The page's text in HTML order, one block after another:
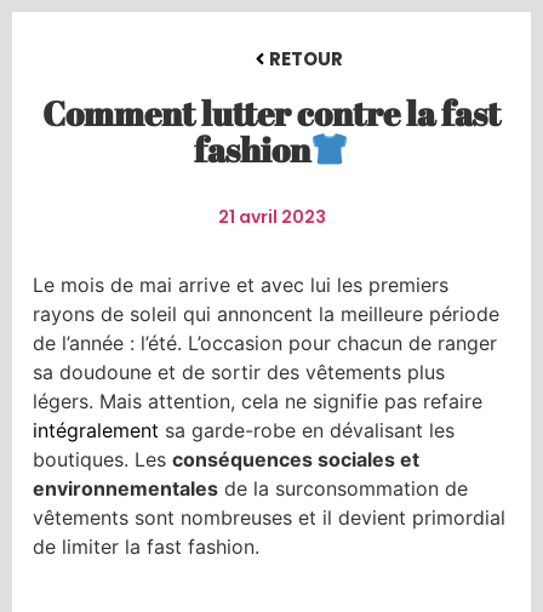
RETOUR
Comment lutter contre la fast
fashion
21 avril 2023
Le mois de mai arrive et avec lui les premiers
rayons de soleil qui annoncent la meilleure période
de l’année : l’été. L’occasion pour chacun de ranger
sa doudoune et de sortir des vêtements plus
légers. Mais attention, cela ne signifie pas refaire
intégralement sa garde-robe en dévalisant les
boutiques. Les conséquences sociales et
environnementales de la surconsommation de
vêtements sont nombreuses et il devient primordial
de limiter la fast fashion.